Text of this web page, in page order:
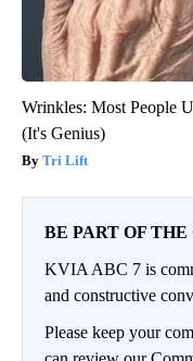
Wrinkles: Most People
(It's Genius)
Tri Lift
BE PART OF
KVIA ABC 7 is
and constructive
Please keep your